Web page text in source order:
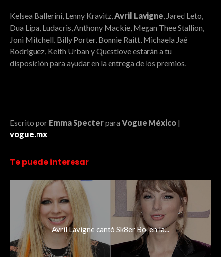
Kelsea Ballerini, Lenny Kravitz,Avril Lavigne, Jared Leto,
Dua Lipa, Ludacris, Anthony Mackie, Megan Thee Stallion,
Joni Mitchell, Billy Porter, Bonnie Raitt, Michaela Jaé
Rodriguez, Keith Urban y Questlove estarán a tu
disposición para ayudar en la entrega de los premios.
Escrito por Emma Specterpara Vogue México |
vogue.mx
Te puede interesar
Avril Lavigne cantó Sk8er Boi en la...